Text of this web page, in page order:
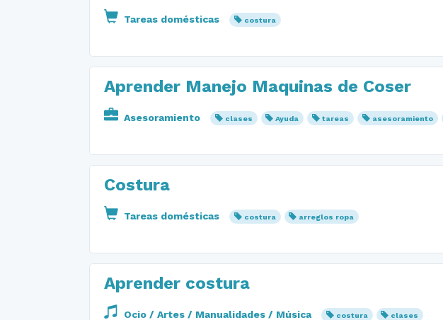
Tareas domésticas costura
Aprender Manejo Maquinas de Coser
Asesoramiento clases Ayuda tareas asesoramiento
Costura
Tareas domésticas costura arreglos ropa
Aprender costura
Ocio / Artes / Manualidades / Música costura clases